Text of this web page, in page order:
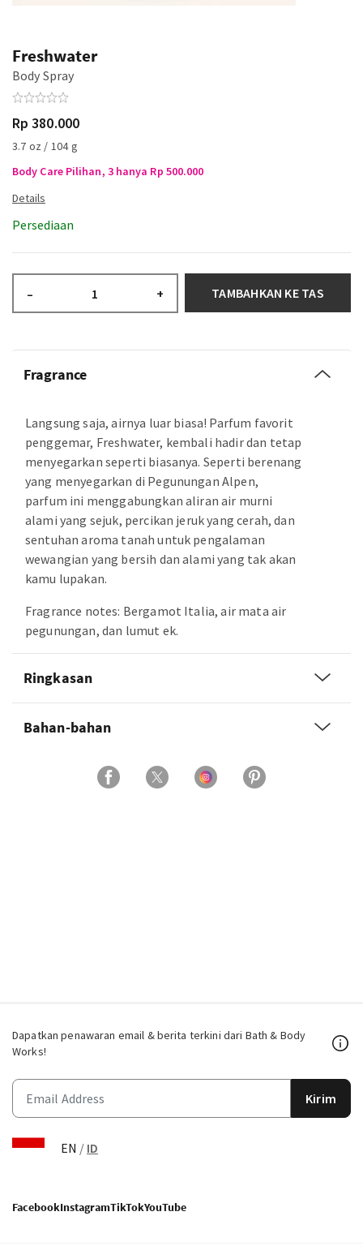
Freshwater
Body Spray
Rp 380.000
3.7 oz / 104 g
Body Care Pilihan, 3 hanya Rp 500.000
Persediaan
– + TAMBAHKAN KE TAS
Fragrance
Langsung saja, airnya luar biasa! Parfum favorit
penggemar, Freshwater, kembali hadir dan tetap
menyegarkan seperti biasanya. Seperti berenang
yang menyegarkan di Pegunungan Alpen,
parfum ini menggabungkan aliran air murni
alami yang sejuk, percikan jeruk yang cerah, dan
sentuhan aroma tanah untuk pengalaman
wewangian yang bersih dan alami yang tak akan
kamu lupakan.
Fragrance notes: Bergamot Italia, air mata air
pegunungan, dan lumut ek.
Ringkasan
Bahan-bahan
Dapatkan penawaran email & berita terkini dari Bath & Body
Works!
Kirim
EN / ID
FacebookInstagramTikTokYouTube